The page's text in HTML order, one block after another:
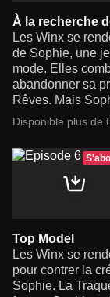
À la recherche
Les Winx se
de Sophie, une
mode. Elles
abandonner sa
Rêves. Mais
Disponible plus de
Top Model
Les Winx se
pour contrer la
Sophie. La